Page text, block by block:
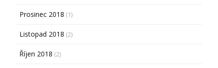
Prosinec 2018 (1)
Listopad 2018 (2)
Říjen 2018 (2)